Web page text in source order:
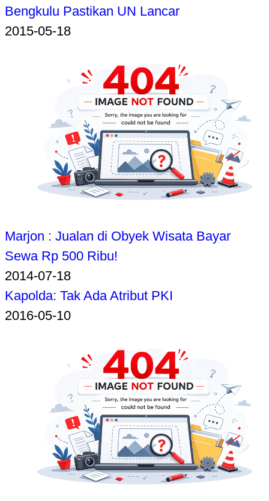
Bengkulu Pastikan UN Lancar
2015-05-18
Marjon : Jualan di Obyek Wisata Bayar
Sewa Rp 500 Ribu!
2014-07-18
Kapolda: Tak Ada Atribut PKI
2016-05-10